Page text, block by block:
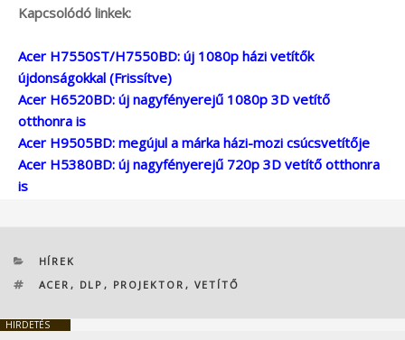
Kapcsolódó linkek:
Acer H7550ST/H7550BD: új 1080p házi vetítők
újdonságokkal (Frissítve)
Acer H6520BD: új nagyfényerejű 1080p 3D vetítő
otthonra is
Acer H9505BD: megújul a márka házi-mozi csúcsvetítője
Acer H5380BD: új nagyfényerejű 720p 3D vetítő otthonra
is
KATEGÓRIÁK
HÍREK
CÍMKÉK
ACER , DLP , PROJEKTOR , VETÍTŐ
HIRDETÉS